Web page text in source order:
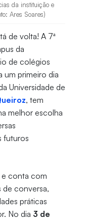
da instituição e
Ares Soares)
de volta! A 7ª
da
de colégios
um primeiro dia
Universidade de
, tem
melhor escolha
futuros
e conta com
de conversa,
práticas
No dia 3 de